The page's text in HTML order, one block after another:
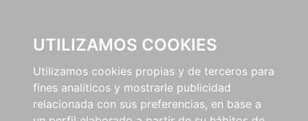
UTILIZAMOS COOKIES
Utilizamos cookies propias y de terceros para
fines analíticos y mostrarle publicidad
relacionada con sus preferencias, en base a